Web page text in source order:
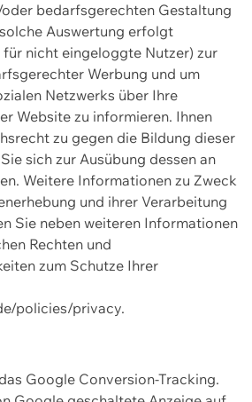
bedarfsgerechten Gestaltung
Auswertung erfolgt
nicht eingeloggte Nutzer) zur
Werbung und um
Netzwerks über Ihre
Website zu informieren. Ihnen
zu gegen die Bildung dieser
sich zur Ausübung dessen an
Weitere Informationen zu Zweck
und ihrer Verarbeitung
Sie neben weiteren Informationen
Rechten und
zum Schutze Ihrer
policies/privacy.
Google Conversion-Tracking.